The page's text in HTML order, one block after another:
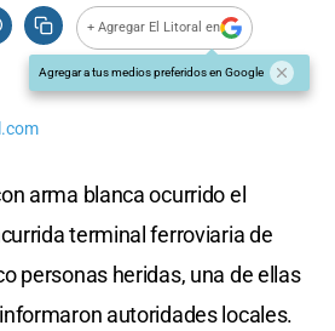
+ Agregar El Litoral en
Agregar a tus medios preferidos en Google
arma blanca ocurrido el
terminal ferroviaria de
personas heridas, una de ellas
autoridades locales.